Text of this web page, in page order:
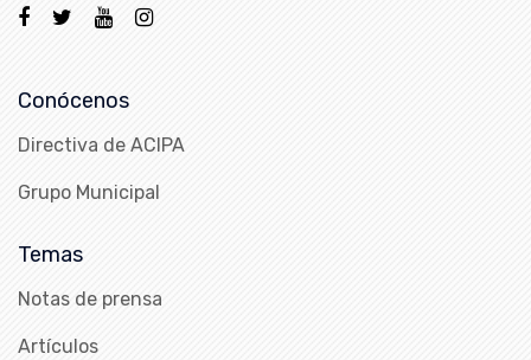
Conócenos
Directiva de ACIPA
Grupo Municipal
Temas
Notas de prensa
Artículos